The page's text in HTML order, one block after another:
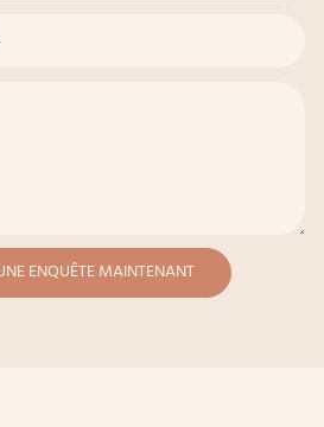
ENQUÊTE MAINTENANT